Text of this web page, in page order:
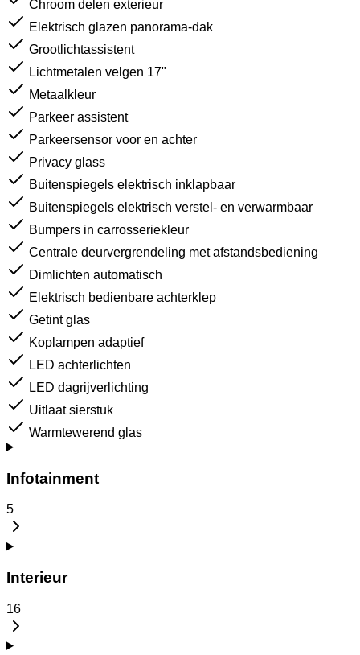
Chroom delen exterieur
Elektrisch glazen panorama-dak
Grootlichtassistent
Lichtmetalen velgen 17"
Metaalkleur
Parkeer assistent
Parkeersensor voor en achter
Privacy glass
Buitenspiegels elektrisch inklapbaar
Buitenspiegels elektrisch verstel- en verwarmbaar
Bumpers in carrosseriekleur
Centrale deurvergrendeling met afstandsbediening
Dimlichten automatisch
Elektrisch bedienbare achterklep
Getint glas
Koplampen adaptief
LED achterlichten
LED dagrijverlichting
Uitlaat sierstuk
Warmtewerend glas
Infotainment
5
Interieur
16